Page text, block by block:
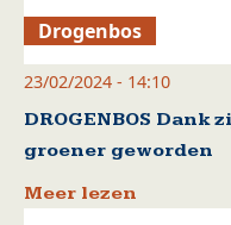
Drogenbos
23/02/2024 - 14:10
DROGENBOS Dank
groener geworden
Meer lezen